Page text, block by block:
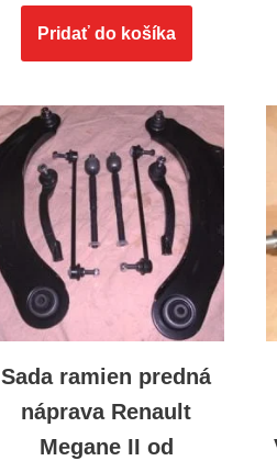
Pridať do košíka
Sada ramien predná
náprava Renault
Megane II od